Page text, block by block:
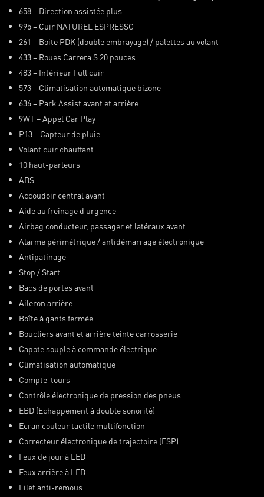
658 – Direction assistée plus
995 – Cuir NATUREL ESPRESSO
261 – Boite PDK (double embrayage) / palettes au volant
433 – Roues Carrera S 20 pouces
483 – Intérieur Full cuir
573 – Climatisation automatique bizone
636 – Park Assist avant et arrière
9WT – Appel Car Play
P13 – Capteur de pluie
Volant cuir chauffant
10 haut-parleurs
ABS
Accoudoir central avant
Aide au freinage d urgence
Airbag conducteur, passager et latéraux avant
Alarme périmétrique / antidémarrage électronique
Antipatinage
Stop / Start
Bacs de portes avant
Aileron arrière
Boîte à gants fermée
Boucliers avant et arrière teinte carrosserie
Capote souple à commande électrique
Climatisation automatique
Compte-tours
Contrôle électronique de pression des pneus
EBD (Echappement à double sonorité)
Ecran couleur tactile multifonction
Correcteur électronique de trajectoire (ESP)
Feux de jour à LED
Feux arrière à LED
Filet anti-remous